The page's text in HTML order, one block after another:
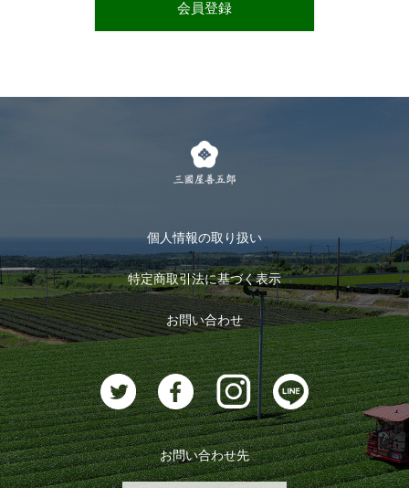
会員登録
個人情報の取り扱い
特定商取引法に基づく表示
お問い合わせ
お問い合わせ先